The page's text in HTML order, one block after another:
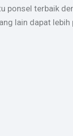
terbaik
lain dapat